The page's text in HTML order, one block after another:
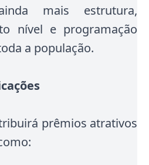
mais estrutura,
nível e programação
a população.
prêmios atrativos